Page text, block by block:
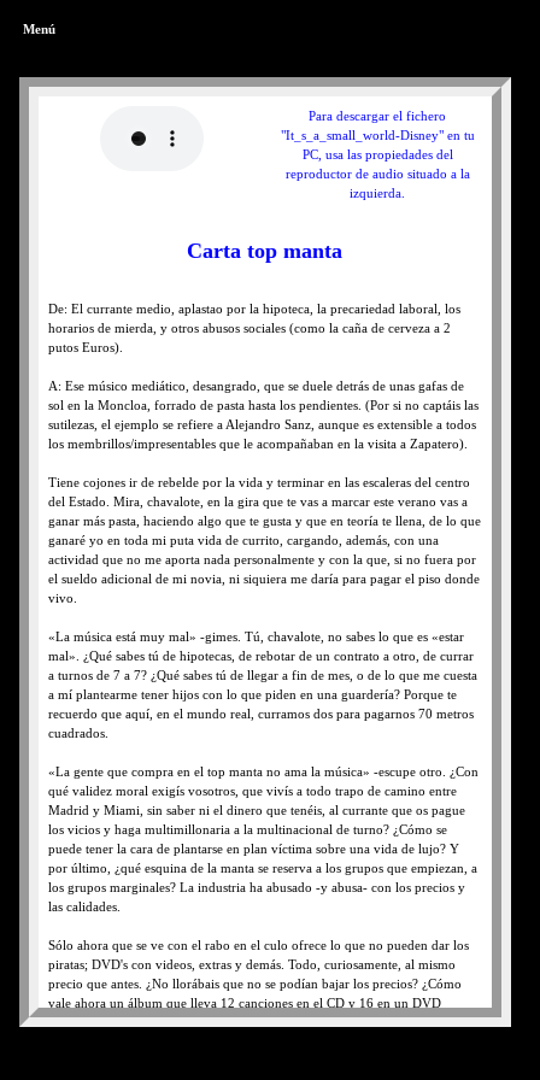
Menú
Para descargar el fichero
"It_s_a_small_world-Disney" en tu
PC, usa las propiedades del
reproductor de audio situado a la
izquierda.
Carta top manta
De: El currante medio, aplastao por la hipoteca, la precariedad laboral, los
horarios de mierda, y otros abusos sociales (como la caña de cerveza a 2
putos Euros).
A: Ese músico mediático, desangrado, que se duele detrás de unas gafas de
sol en la Moncloa, forrado de pasta hasta los pendientes. (Por si no captáis las
sutilezas, el ejemplo se refiere a Alejandro Sanz, aunque es extensible a todos
los membrillos/impresentables que le acompañaban en la visita a Zapatero).
Tiene cojones ir de rebelde por la vida y terminar en las escaleras del centro
del Estado. Mira, chavalote, en la gira que te vas a marcar este verano vas a
ganar más pasta, haciendo algo que te gusta y que en teoría te llena, de lo que
ganaré yo en toda mi puta vida de currito, cargando, además, con una
actividad que no me aporta nada personalmente y con la que, si no fuera por
el sueldo adicional de mi novia, ni siquiera me daría para pagar el piso donde
vivo.
«La música está muy mal» -gimes. Tú, chavalote, no sabes lo que es «estar
mal». ¿Qué sabes tú de hipotecas, de rebotar de un contrato a otro, de currar
a turnos de 7 a 7? ¿Qué sabes tú de llegar a fin de mes, o de lo que me cuesta
a mí plantearme tener hijos con lo que piden en una guardería? Porque te
recuerdo que aquí, en el mundo real, curramos dos para pagarnos 70 metros
cuadrados.
«La gente que compra en el top manta no ama la música» -escupe otro. ¿Con
qué validez moral exigís vosotros, que vivís a todo trapo de camino entre
Madrid y Miami, sin saber ni el dinero que tenéis, al currante que os pague
los vicios y haga multimillonaria a la multinacional de turno? ¿Cómo se
puede tener la cara de plantarse en plan víctima sobre una vida de lujo? Y
por último, ¿qué esquina de la manta se reserva a los grupos que empiezan, a
los grupos marginales? La industria ha abusado -y abusa- con los precios y
las calidades.
Sólo ahora que se ve con el rabo en el culo ofrece lo que no pueden dar los
piratas; DVD's con videos, extras y demás. Todo, curiosamente, al mismo
precio que antes. ¿No llorábais que no se podían bajar los precios? ¿Cómo
vale ahora un álbum que lleva 12 canciones en el CD y 16 en un DVD
(verídico) lo mismo que antes el mismo álbum con el CD a pelo? ¿Cómo